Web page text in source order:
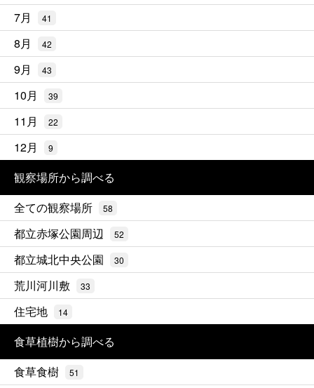
7月 41
8月 42
9月 43
10月 39
11月 22
12月 9
観察場所から調べる
全ての観察場所
58
都立赤塚公園周辺 52
都立城北中央公園 30
荒川河川敷 33
住宅地 14
食草植樹から調べる
食草食樹
51